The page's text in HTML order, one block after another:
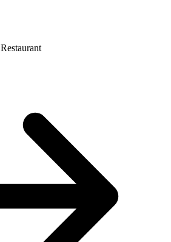
Restaurant